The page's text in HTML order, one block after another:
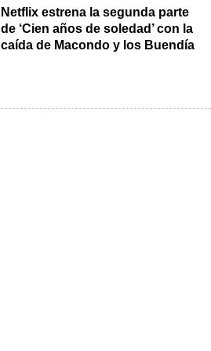
Netflix estrena la segunda parte
de ‘Cien años de soledad’ con la
caída de Macondo y los Buendía